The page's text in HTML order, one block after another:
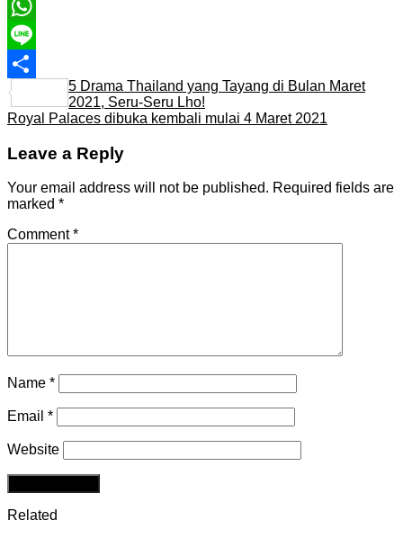
Email
WhatsApp
Line
Share
5 Drama Thailand yang Tayang di Bulan Maret
2021, Seru-Seru Lho!
Royal Palaces dibuka kembali mulai 4 Maret 2021
Leave a Reply
Your email address will not be published. Required fields are
marked *
Comment*
Name *
Email *
Website
Related